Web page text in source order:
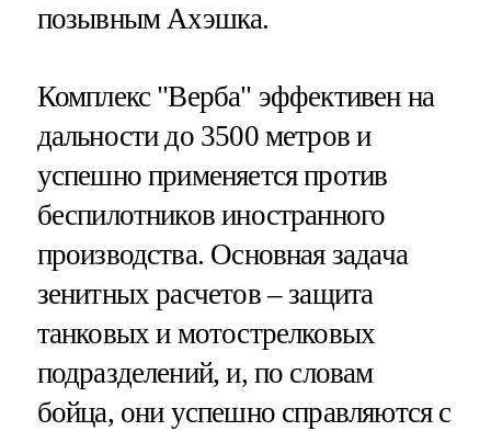
позывным Ахэшка.
Комплекс "Верба" эффективен на
дальности до 3500 метров и
успешно применяется против
беспилотников иностранного
производства. Основная задача
зенитных расчетов – защита
танковых и мотострелковых
подразделений, и, по словам
бойца, они успешно справляются с